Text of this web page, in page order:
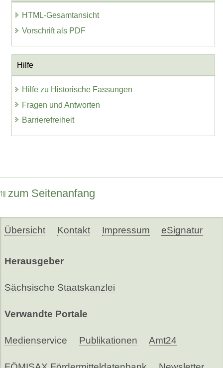
HTML-Gesamtansicht
Vorschrift als PDF
Hilfe
Hilfe zu Historische Fassungen
Fragen und Antworten
Barrierefreiheit
zum Seitenanfang
Übersicht Kontakt Impressum eSignatur
Herausgeber
Sächsische Staatskanzlei
Verwandte Portale
Medienservice Publikationen Amt24